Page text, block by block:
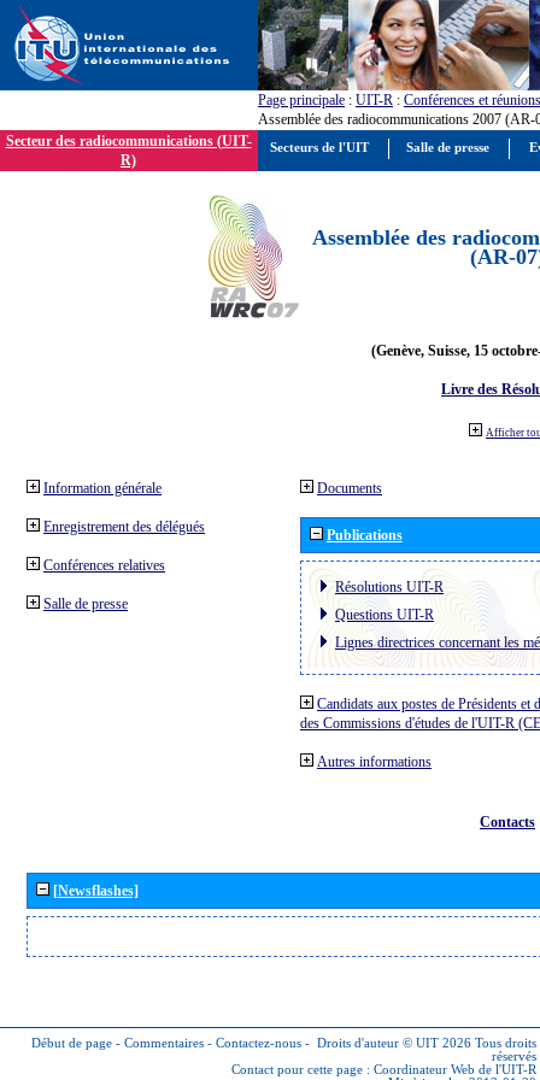
Page principale : UIT-R : Conférences et réunions
Assemblée des radiocommunications 2007 (AR-
Secteur des radiocommunications (UIT-
R)
Assemblée des
(AR-
(Genève, Suisse, 15
Livre des
Afficher
Information générale
Enregistrement des délégués
Conférences relatives
Salle de presse
Documents
Publications
Résolutions UIT-R
Questions UIT-R
Lignes directrices concernant les
Candidats aux postes de Présidents et
des Commissions d'études de l'UIT-R
Autres informations
Contacts
[Newsflashes]
Début de page - Commentaires - Contactez-nous - Droits d'auteur © UIT 2026 Tous droits
réservés
Contact pour cette page : Coordinateur Web de l'UIT-R
Secteurs de l'UIT Salle de presse